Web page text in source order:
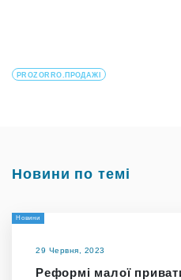
PROZORRO.ПРОДАЖІ
Новини по темі
Новини
29 Червня, 2023
Реформі малої